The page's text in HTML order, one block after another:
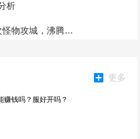
析
热血传奇史上蕞经典的3次怪物攻城，沸腾全服，有多少老玩家经历过？
更多